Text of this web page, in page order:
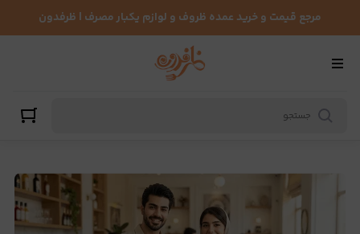
مرجع قیمت و خرید عمده ظروف و لوازم یکبار مصرف | ظرفدون